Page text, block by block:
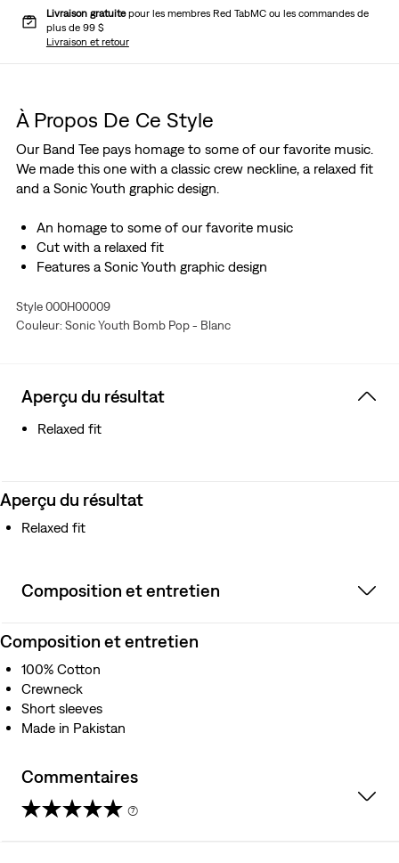
Livraison gratuitepour les membres Red TabMC ou les commandes de
plus de 99 $
Livraison et retour
À Propos De Ce Style
Our Band Tee pays homage to some of our favorite music.
We made this one with a classic crew neckline, a relaxed fit
and a Sonic Youth graphic design.
An homage to some of our favorite music
Cut with a relaxed fit
Features a Sonic Youth graphic design
Style 000H00009
Couleur: Sonic Youth Bomb Pop - Blanc
Aperçu du résultat
Relaxed fit
Aperçu du résultat
Relaxed fit
Composition et entretien
Composition et entretien
100% Cotton
Crewneck
Short sleeves
Made in Pakistan
Commentaires
(7)